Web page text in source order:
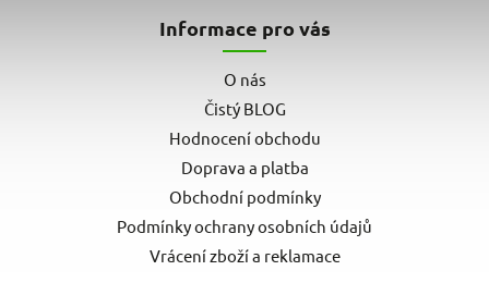
Informace pro vás
O nás
Čistý BLOG
Hodnocení obchodu
Doprava a platba
Obchodní podmínky
Podmínky ochrany osobních údajů
Vrácení zboží a reklamace